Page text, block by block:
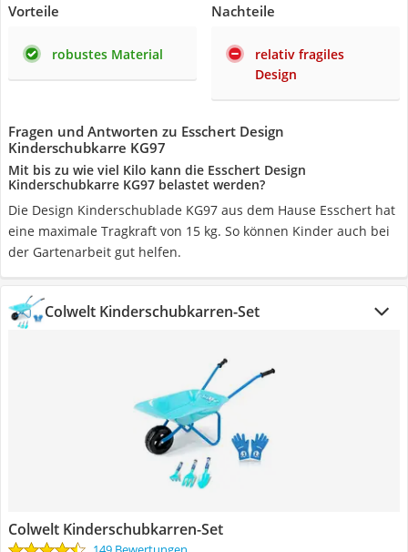
Vorteile
robustes Material
Nachteile
relativ fragiles
Design
Fragen und Antworten zu Esschert Design
Kinderschubkarre KG97
Mit bis zu wie viel Kilo kann die Esschert Design
Kinderschubkarre KG97 belastet werden?
Die Design Kinderschublade KG97 aus dem Hause Esschert hat
eine maximale Tragkraft von 15 kg. So können Kinder auch bei
der Gartenarbeit gut helfen.
Colwelt Kinderschubkarren-Set
Colwelt Kinderschubkarren-Set